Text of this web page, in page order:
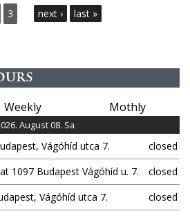
3 next › last »
Weekly Mothly
August 08. Sa
Vágóhíd utca 7.
closed
1097 Budapest Vágóhíd u. 7.
closed
Vágóhíd utca 7.
closed